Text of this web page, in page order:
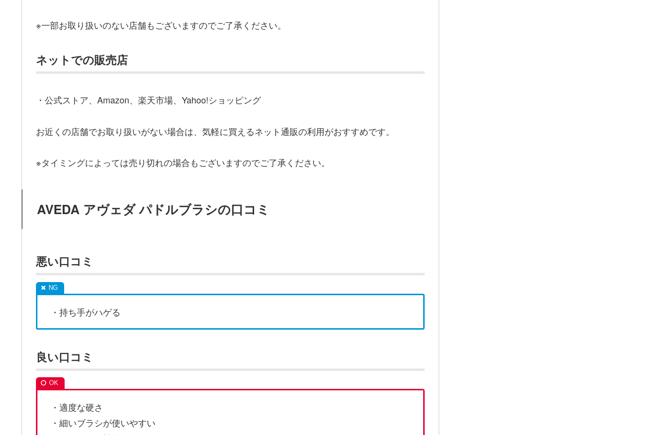
※一部お取り扱いのない店舗もございますのでご了承ください。
ネットでの販売店
・公式ストア、Amazon、楽天市場、Yahoo!ショッピング
お近くの店舗でお取り扱いがない場合は、気軽に買えるネット通販の利用がおすすめです。
※タイミングによっては売り切れの場合もございますのでご了承ください。
AVEDA アヴェダ パドルブラシの口コミ
悪い口コミ
・持ち手がハゲる
良い口コミ
・適度な硬さ
・細いブラシが使いやすい